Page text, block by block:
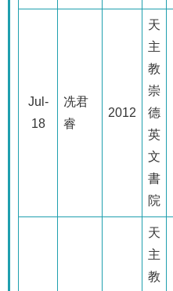
Jul-
18
冼君
睿
2012
天
主
教
崇
德
英
文
書
院
天
主
教